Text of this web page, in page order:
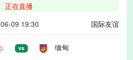
正在直播
06-09 19:30
国际友谊
vs
缅甸